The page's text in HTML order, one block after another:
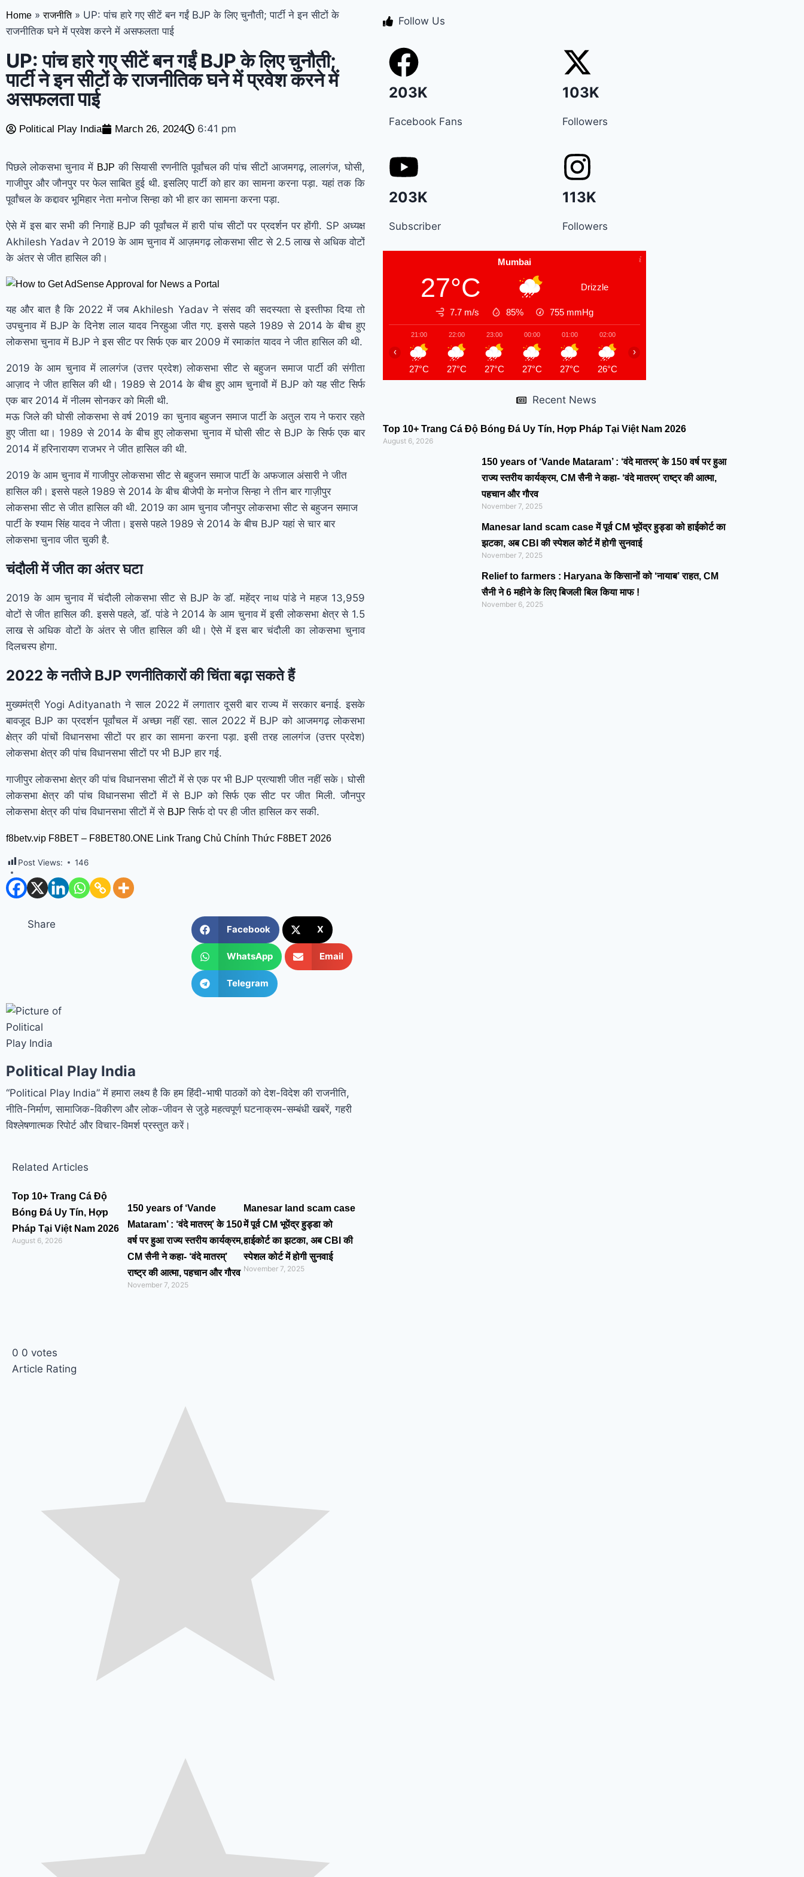
scam case में पूर्व CM
भूपेंद्र हुड्डा को हाईकोर्ट का
झटका, अब CBI की स्पेशल
CM सैनी ने 6 महीने के लिए
Elderly people will get
respect and support :
PM Modi’s Haryana
visit finalized: इस दिन
हरियाणा दौरे पर आएंगे पीएम
मोदी, इन कार्यक्रमों में होंगे
शामिल
Home » राजनीति » UP: पांच हारे गए सीटें बन गईं BJP के लिए चुनौती; पार्टी ने इन सीटों के
राजनीतिक घने में प्रवेश करने में असफलता पाई
UP: पांच हारे गए सीटें बन गईं BJP के लिए चुनौती;
पार्टी ने इन सीटों के राजनीतिक घने में प्रवेश करने में
असफलता पाई
Political Play India March 26, 2024 6:41 pm
पिछले लोकसभा चुनाव में BJP की सियासी रणनीति पूर्वांचल की पांच सीटों आजमगढ़, लालगंज, घोसी,
गाजीपुर और जौनपुर पर फेल साबित हुई थी. इसलिए पार्टी को हार का सामना करना पड़ा. यहां तक कि
पूर्वांचल के कद्दावर भूमिहार नेता मनोज सिन्हा को भी हार का सामना करना पड़ा.
ऐसे में इस बार सभी की निगाहें BJP की पूर्वांचल में हारी पांच सीटों पर प्रदर्शन पर होंगी. SP अध्यक्ष
Akhilesh Yadav ने 2019 के आम चुनाव में आज़मगढ़ लोकसभा सीट से 2.5 लाख से अधिक वोटों
के अंतर से जीत हासिल की।
यह और बात है कि 2022 में जब Akhilesh Yadav ने संसद की सदस्यता से इस्तीफा दिया तो
उपचुनाव में BJP के दिनेश लाल यादव निरहुआ जीत गए. इससे पहले 1989 से 2014 के बीच हुए
लोकसभा चुनाव में BJP ने इस सीट पर सिर्फ एक बार 2009 में रमाकांत यादव ने जीत हासिल की थी.
2019 के आम चुनाव में लालगंज (उत्तर प्रदेश) लोकसभा सीट से बहुजन समाज पार्टी की संगीता
आज़ाद ने जीत हासिल की थी। 1989 से 2014 के बीच हुए आम चुनावों में BJP को यह सीट सिर्फ
एक बार 2014 में नीलम सोनकर को मिली थी.
मऊ जिले की घोसी लोकसभा से वर्ष 2019 का चुनाव बहुजन समाज पार्टी के अतुल राय ने फरार रहते
हुए जीता था। 1989 से 2014 के बीच हुए लोकसभा चुनाव में घोसी सीट से BJP के सिर्फ एक बार
2014 में हरिनारायण राजभर ने जीत हासिल की थी.
2019 के आम चुनाव में गाजीपुर लोकसभा सीट से बहुजन समाज पार्टी के अफजाल अंसारी ने जीत
हासिल की। इससे पहले 1989 से 2014 के बीच बीजेपी के मनोज सिन्हा ने तीन बार गाज़ीपुर
लोकसभा सीट से जीत हासिल की थी. 2019 का आम चुनाव जौनपुर लोकसभा सीट से बहुजन समाज
पार्टी के श्याम सिंह यादव ने जीता। इससे पहले 1989 से 2014 के बीच BJP यहां से चार बार
लोकसभा चुनाव जीत चुकी है.
चंदौली में जीत का अंतर घटा
2019 के आम चुनाव में चंदौली लोकसभा सीट से BJP के डॉ. महेंद्र नाथ पांडे ने महज 13,959
वोटों से जीत हासिल की. इससे पहले, डॉ. पांडे ने 2014 के आम चुनाव में इसी लोकसभा क्षेत्र से 1.5
लाख से अधिक वोटों के अंतर से जीत हासिल की थी। ऐसे में इस बार चंदौली का लोकसभा चुनाव
दिलचस्प होगा.
2022 के नतीजे BJP रणनीतिकारों की चिंता बढ़ा सकते हैं
मुख्यमंत्री Yogi Adityanath ने साल 2022 में लगातार दूसरी बार राज्य में सरकार बनाई. इसके
बावजूद BJP का प्रदर्शन पूर्वांचल में अच्छा नहीं रहा. साल 2022 में BJP को आजमगढ़ लोकसभा
क्षेत्र की पांचों विधानसभा सीटों पर हार का सामना करना पड़ा. इसी तरह लालगंज (उत्तर प्रदेश)
लोकसभा क्षेत्र की पांच विधानसभा सीटों पर भी BJP हार गई.
गाजीपुर लोकसभा क्षेत्र की पांच विधानसभा सीटों में से एक पर भी BJP प्रत्याशी जीत नहीं सके। घोसी
लोकसभा क्षेत्र की पांच विधानसभा सीटों में से BJP को सिर्फ एक सीट पर जीत मिली. जौनपुर
लोकसभा क्षेत्र की पांच विधानसभा सीटों में से BJP सिर्फ दो पर ही जीत हासिल कर सकी.
f8betv.vip F8BET – F8BET80.ONE Link Trang Chủ Chính Thức F8BET 2026
Post Views: 146
Share Facebook X
WhatsApp Email
Telegram
Political Play India
“Political Play India” में हमारा लक्ष्य है कि हम हिंदी-भाषी पाठकों को देश-विदेश की राजनीति,
नीति-निर्माण, सामाजिक-विकीरण और लोक-जीवन से जुड़े महत्वपूर्ण घटनाक्रम-सम्बंधी खबरें, गहरी
विश्लेषणात्मक रिपोर्ट और विचार-विमर्श प्रस्तुत करें।
Related Articles
Top 10+ Trang Cá Độ
Bóng Đá Uy Tín, Hợp
Pháp Tại Việt Nam 2026
August 6, 2026
150 years of ‘Vande
Mataram’ : ‘वंदे मातरम्’ के 150
वर्ष पर हुआ राज्य स्तरीय कार्यक्रम,
CM सैनी ने कहा- ‘वंदे मातरम्’
राष्ट्र की आत्मा, पहचान और गौरव
November 7, 2025
Manesar land scam case
में पूर्व CM भूपेंद्र हुड्डा को
हाईकोर्ट का झटका, अब CBI की
स्पेशल कोर्ट में होगी सुनवाई
November 7, 2025
0 0 votes
Article Rating
Follow Us
203K
Facebook Fans
103K
Followers
203K
Subscriber
113K
Followers
Mumbai
27°C Drizzle
7.7 m/s 85% 755 mmHg
21:00
27°C
22:00
27°C
23:00
27°C
00:00
27°C
01:00
27°C
02:00
26°C
‹ ›
Recent News
Top 10+ Trang Cá Độ Bóng Đá Uy Tín, Hợp Pháp Tại Việt Nam 2026
August 6, 2026
150 years of ‘Vande Mataram’ : ‘वंदे मातरम्’ के 150 वर्ष पर हुआ
राज्य स्तरीय कार्यक्रम, CM सैनी ने कहा- ‘वंदे मातरम्’ राष्ट्र की आत्मा,
पहचान और गौरव
November 7, 2025
Manesar land scam case में पूर्व CM भूपेंद्र हुड्डा को हाईकोर्ट का
झटका, अब CBI की स्पेशल कोर्ट में होगी सुनवाई
November 7, 2025
Relief to farmers : Haryana के किसानों को ‘नायाब’ राहत, CM
सैनी ने 6 महीने के लिए बिजली बिल किया माफ !
November 6, 2025